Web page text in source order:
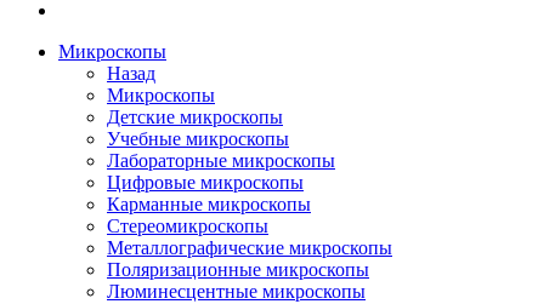
Микроскопы
Назад
Микроскопы
Детские микроскопы
Учебные микроскопы
Лабораторные микроскопы
Цифровые микроскопы
Карманные микроскопы
Стереомикроскопы
Металлографические микроскопы
Поляризационные микроскопы
Люминесцентные микроскопы